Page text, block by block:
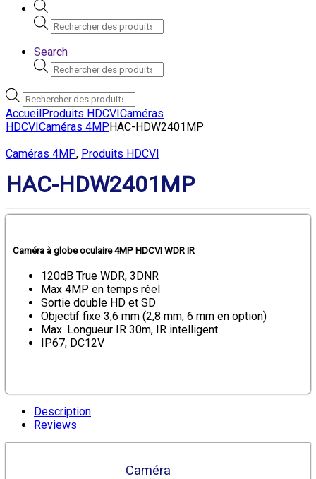
Recherche
de
produits
Search
Recherche
de
produits
Recherche
de
produits
Accueil Produits HDCVI Caméras
HDCVI Caméras 4MP HAC-HDW2401MP
Caméras 4MP, Produits HDCVI
HAC-HDW2401MP
Caméra à globe oculaire 4MP HDCVI WDR IR
120dB True WDR, 3DNR
Max 4MP en temps réel
Sortie double HD et SD
Objectif fixe 3,6 mm (2,8 mm, 6 mm en option)
Max. Longueur IR 30m, IR intelligent
IP67, DC12V
Description
Reviews
Caméra